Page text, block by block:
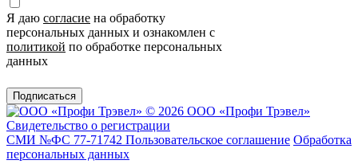
Я даю согласие на обработку
персональных данных и ознакомлен с
политикой по обработке персональных
данных
Подписаться
© 2026 ООО «Профи Трэвeл»
Свидетельство о регистрации
СМИ №ФС 77-71742 Пользовательское соглашение Обработка
персональных данных